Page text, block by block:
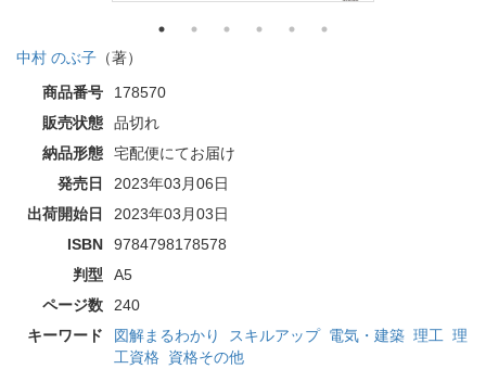
中村 のぶ子 （著）
商品番号
178570
販売状態
品切れ
納品形態
宅配便にてお届け
発売日
2023年03月06日
出荷開始日
2023年03月03日
ISBN
9784798178578
判型
A5
ページ数
240
キーワード
図解まるわかり スキルアップ 電気・建築 理工 理
工資格 資格その他